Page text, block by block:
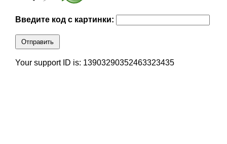
Введите код с картинки:
Отправить
Your support ID is: 13903290352463323435